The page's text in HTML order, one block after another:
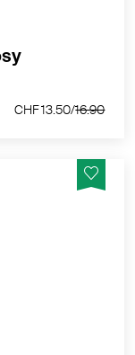
CHF 13.50/16.90